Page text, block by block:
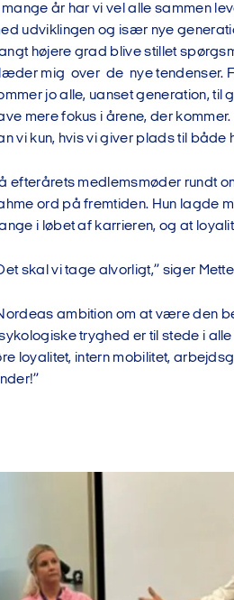
mange år har vi vel alle sammen
udviklingen og især nye
højere grad blive stillet
mig over de nye tendenser.
jo alle, uanset generation,
mere fokus i årene, der
vi kun, hvis vi giver plads til både
efterårets medlemsmøder rundt
ord på fremtiden. Hun lagde
i løbet af karrieren, og at
skal vi tage alvorligt,” siger
ambition om at være den
tryghed er til stede i alle
loyalitet, intern mobilitet,